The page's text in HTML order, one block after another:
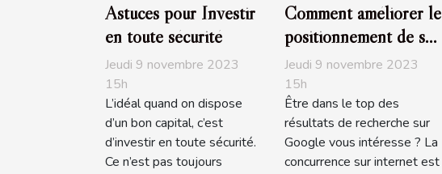
Astuces pour Investir
en toute sécurité
Jeudi 9 novembre 2023
15h
L’idéal quand on dispose
d’un bon capital, c’est
d’investir en toute sécurité.
Ce n’est pas toujours
Comment améliorer le
positionnement de son
site sur Google ?
Jeudi 9 novembre 2023
15h
Être dans le top des
résultats de recherche sur
Google vous intéresse ? La
concurrence sur internet est